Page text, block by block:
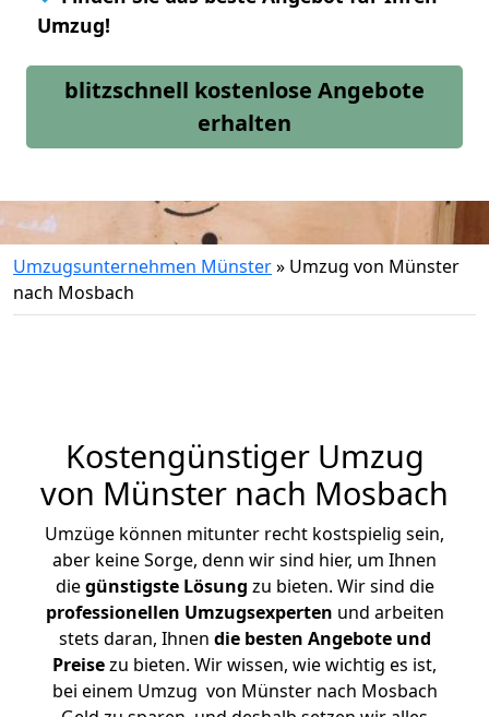
Umzug!
blitzschnell kostenlose Angebote
erhalten
Umzugsunternehmen Münster» Umzug von Münster
nach Mosbach
Kostengünstiger Umzug
von Münster nach Mosbach
Umzüge können mitunter recht kostspielig sein,
aber keine Sorge, denn wir sind hier, um Ihnen
diegünstigste Lösung zu bieten. Wir sind die
professionellen Umzugsexperten und arbeiten
stets daran, Ihnen die besten Angebote und
Preisezu bieten. Wir wissen, wie wichtig es ist,
bei einem Umzug von Münster nach Mosbach